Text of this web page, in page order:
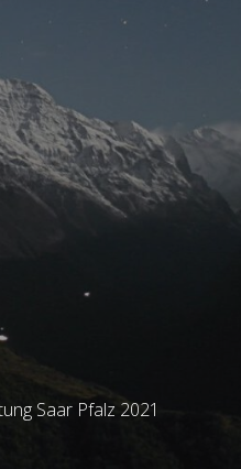
Saar Pfalz 2021